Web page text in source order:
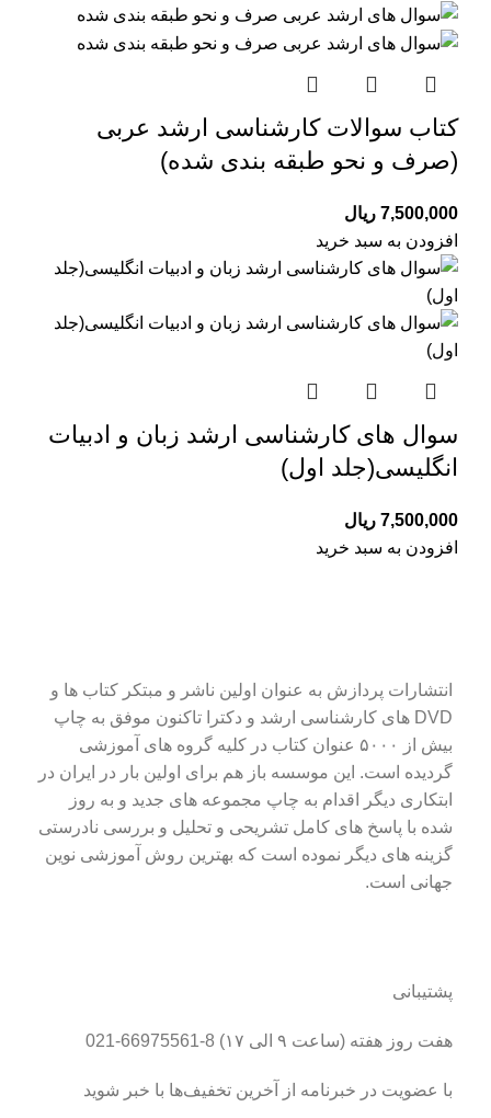
کتاب سوالات کارشناسی ارشد عربی
(صرف و نحو طبقه بندی شده)
7,500,000 ریال
افزودن به سبد خرید
سوال های کارشناسی ارشد زبان و ادبیات
انگلیسی(جلد اول)
7,500,000 ریال
افزودن به سبد خرید
انتشارات پردازش به عنوان اولین ناشر و مبتکر کتاب ها و
DVD های کارشناسی ارشد و دکترا تاکنون موفق به چاپ
بیش از ۵۰۰۰ عنوان کتاب در کلیه گروه های آموزشی
گردیده است. این موسسه باز هم برای اولین بار در ایران در
ابتکاری دیگر اقدام به چاپ مجموعه های جدید و به روز
شده با پاسخ های کامل تشریحی و تحلیل و بررسی نادرستی
گزینه های دیگر نموده است که بهترین روش آموزشی نوین
جهانی است.
پشتیبانی
هفت روز هفته (ساعت ۹ الی ۱۷) 8-66975561-021
با عضویت در خبرنامه از آخرین تخفیف‌ها با خبر شوید